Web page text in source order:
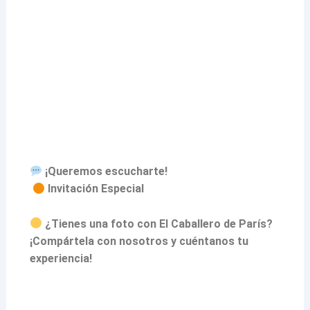
¡Queremos escucharte!
Invitación Especial
¿Tienes una foto con El Caballero de París?
¡Compártela con nosotros y cuéntanos tu
experiencia!